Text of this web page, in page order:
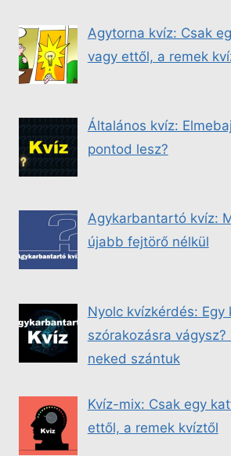
Agytorna kvíz: Csak
vagy ettől, a remek
Általános kvíz:
pontod lesz?
Agykarbantartó kvíz:
újabb fejtörő nélkül
Nyolc kvízkérdés: Egy
szórakozásra vágysz?
neked szántuk
Kvíz-mix: Csak egy
ettől, a remek kvíztől